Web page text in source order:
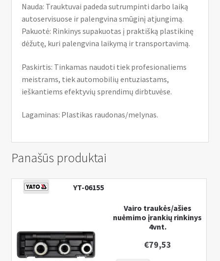
Nauda: Trauktuvai padeda sutrumpinti darbo laiką
autoservisuose ir palengvina smūginį atjungimą.
Pakuotė: Rinkinys supakuotas į praktišką plastikinę
dėžutę, kuri palengvina laikymą ir transportavimą.
Paskirtis: Tinkamas naudoti tiek profesionaliems
meistrams, tiek automobilių entuziastams,
ieškantiems efektyvių sprendimų dirbtuvėse.
Lagaminas: Plastikas raudonas/melynas.
Panašūs produktai
YT-06155
Vairo traukės/ašies
nuėmimo įrankių rinkinys
4vnt.
€79,53